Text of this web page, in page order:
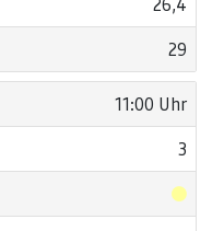
29
11:00 Uhr
3